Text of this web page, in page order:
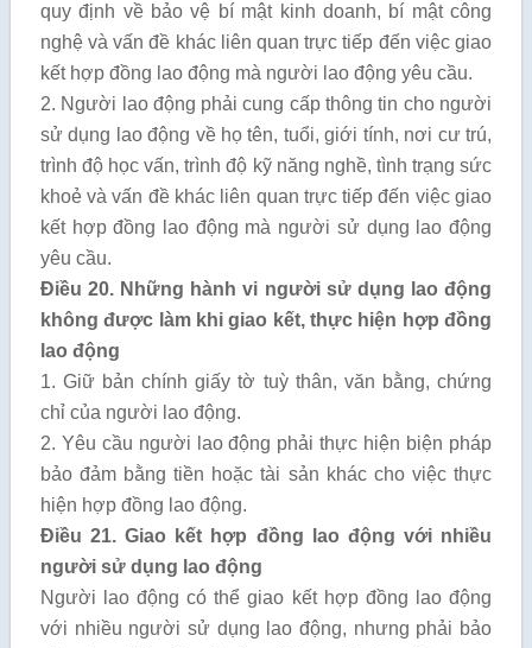
quy định về bảo vệ bí mật kinh doanh, bí mật công
nghệ và vấn đề khác liên quan trực tiếp đến việc giao
kết hợp đồng lao động mà người lao động yêu cầu.
2. Người lao động phải cung cấp thông tin cho người
sử dụng lao động về họ tên, tuổi, giới tính, nơi cư trú,
trình độ học vấn, trình độ kỹ năng nghề, tình trạng sức
khoẻ và vấn đề khác liên quan trực tiếp đến việc giao
kết hợp đồng lao động mà người sử dụng lao động
yêu cầu.
Điều 20. Những hành vi người sử dụng lao động
không được làm khi giao kết, thực hiện hợp đồng
lao động
1. Giữ bản chính giấy tờ tuỳ thân, văn bằng, chứng
chỉ của người lao động.
2. Yêu cầu người lao động phải thực hiện biện pháp
bảo đảm bằng tiền hoặc tài sản khác cho việc thực
hiện hợp đồng lao động.
Điều 21. Giao kết hợp đồng lao động với nhiều
người sử dụng lao động
Người lao động có thể giao kết hợp đồng lao động
với nhiều người sử dụng lao động, nhưng phải bảo